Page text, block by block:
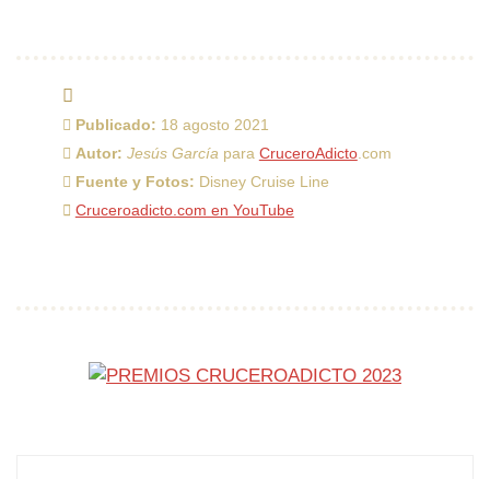
Publicado: 18 agosto 2021
Autor: Jesús García para CruceroAdicto.com
Fuente y Fotos: Disney Cruise Line
Cruceroadicto.com en YouTube